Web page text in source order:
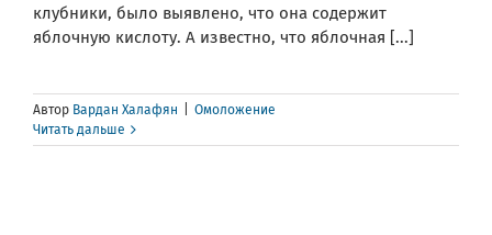
клубники, было выявлено, что она содержит
яблочную кислоту. А известно, что яблочная [...]
Автор Вардан Халафян
Омоложение
Читать дальше